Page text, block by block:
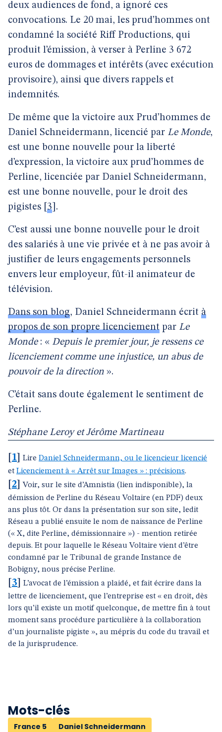
deux audiences de fond, a ignoré ces
convocations. Le 20 mai, les prud’hommes ont
condamné la société Riff Productions, qui
produit l’émission, à verser à Perline 3 672
euros de dommages et intérêts (avec exécution
provisoire), ainsi que divers rappels et
indemnités.
De même que la victoire aux Prud’hommes de
Daniel Schneidermann, licencié par Le Monde,
est une bonne nouvelle pour la liberté
d’expression, la victoire aux prud’hommes de
Perline, licenciée par Daniel Schneidermann,
est une bonne nouvelle, pour le droit des
pigistes 3 .
C’est aussi une bonne nouvelle pour le droit
des salariés à une vie privée et à ne pas avoir à
justifier de leurs engagements personnels
envers leur employeur, fût-il animateur de
télévision.
Dans son blog, Daniel Schneidermann écrit à
propos de son propre licenciement par Le
Monde: « Depuis le premier jour, je ressens ce
licenciement comme une injustice, un abus de
pouvoir de la direction ».
C’était sans doute également le sentiment de
Perline.
Stéphane Leroy et Jérôme Martineau
1 Lire Daniel Schneidermann, ou le licencieur licencié
et Licenciement à « Arrêt sur Images » : précisions.
2 ]Voir, sur le site d’Amnistia (lien indisponible), la
démission de Perline du Réseau Voltaire (en PDF) deux
ans plus tôt. Or dans la présentation sur son site, ledit
Réseau a publié ensuite le nom de naissance de Perline
(« X, dite Perline, démissionnaire ») - mention retirée
depuis. Et pour laquelle le Réseau Voltaire vient d’être
condamné par le Tribunal de grande Instance de
Bobigny, nous précise Perline.
3
L’avocat de l’émission a plaidé, et fait écrire dans la
lettre de licenciement, que l’entreprise est « en droit, dès
lors qu’il existe un motif quelconque, de mettre fin à tout
moment sans procédure particulière à la collaboration
d’un journaliste pigiste », au mépris du code du travail et
de la jurisprudence.
Mots-clés
France 5 Daniel Schneidermann